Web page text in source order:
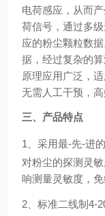
电荷感应，从而
荷信号，通过多
应的粉尘颗粒数
据，经过复杂的
原理应用广泛，
无需人工干预，高
三、产品特点
1
、采用最-先-进
对粉尘的探测灵
响测量灵敏度，免
2 、标准二线制 4-